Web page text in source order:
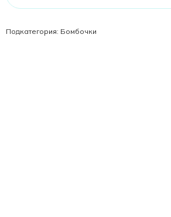
Подкатегория: Бомбочки